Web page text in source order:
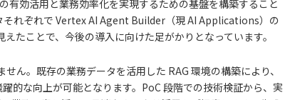
有効活用と業務効率化を実現するための基盤を構築すること
それぞれで Vertex AI Agent Builder（現 AI Applications）の
たことで、今後の導入に向けた足がかりとなっています。
ん。既存の業務データを活用した RAG 環境の構築により、
的な向上が可能となります。PoC 段階での技術検証から、実